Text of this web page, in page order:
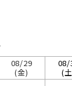
08/29
(金)
08/
(